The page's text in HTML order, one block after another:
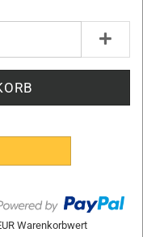
Warenkorbwert